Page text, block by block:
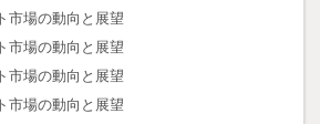
市場の動向と展望
市場の動向と展望
市場の動向と展望
市場の動向と展望